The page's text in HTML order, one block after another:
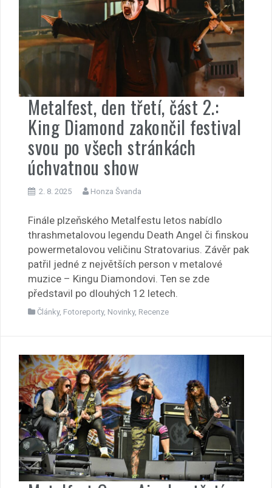
Metalfest, den třetí, část 2.:
King Diamond zakončil festival
svou po všech stránkách
úchvatnou show
2. 8. 2025 Honza Švanda
Finále plzeňského Metalfestu letos nabídlo
thrashmetalovou legendu Death Angel či finskou
powermetalovou veličinu Stratovarius. Závěr pak
patřil jedné z největších person v metalové
muzice – Kingu Diamondovi. Ten se zde
představil po dlouhých 12 letech.
Články, Fotoreporty, Novinky, Recenze